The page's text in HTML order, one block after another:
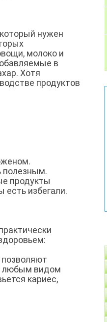
нужен
молоко и
в
Хотя
продуктов
полезным.
продукты
есть избегали.
позволяют
любым видом
кариес,